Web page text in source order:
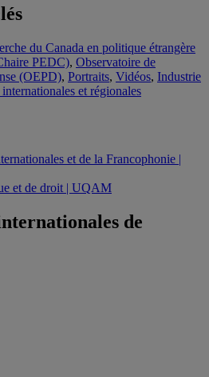
du Canada en politique étrangère
PEDC), Observatoire de
(OEPD), Portraits, Vidéos, Industrie
et régionales
de